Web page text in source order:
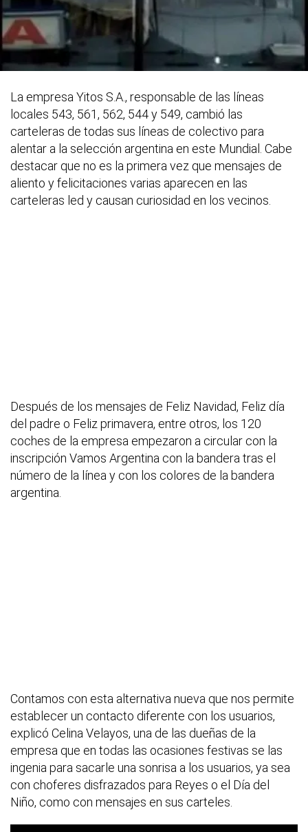
La empresa Yitos S.A., responsable de las líneas
locales 543, 561, 562, 544 y 549, cambió las
carteleras de todas sus líneas de colectivo para
alentar a la selección argentina en este Mundial. Cabe
destacar que no es la primera vez que mensajes de
aliento y felicitaciones varias aparecen en las
carteleras led y causan curiosidad en los vecinos.
Después de los mensajes de Feliz Navidad, Feliz día
del padre o Feliz primavera, entre otros, los 120
coches de la empresa empezaron a circular con la
inscripción Vamos Argentina con la bandera tras el
número de la línea y con los colores de la bandera
argentina.
Contamos con esta alternativa nueva que nos permite
establecer un contacto diferente con los usuarios,
explicó Celina Velayos, una de las dueñas de la
empresa que en todas las ocasiones festivas se las
ingenia para sacarle una sonrisa a los usuarios, ya sea
con choferes disfrazados para Reyes o el Día del
Niño, como con mensajes en sus carteles.